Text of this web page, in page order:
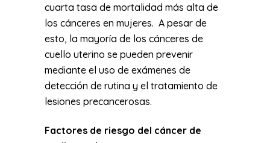
cuarta tasa de mortalidad más alta de
los cánceres en mujeres. A pesar de
esto, la mayoría de los cánceres de
cuello uterino se pueden prevenir
mediante el uso de exámenes de
detección de rutina y el tratamiento de
lesiones precancerosas.
Factores de riesgo del cáncer de